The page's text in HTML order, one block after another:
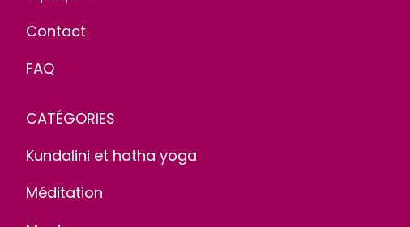
Contact
FAQ
CATÉGORIES
Kundalini et hatha yoga
Méditation